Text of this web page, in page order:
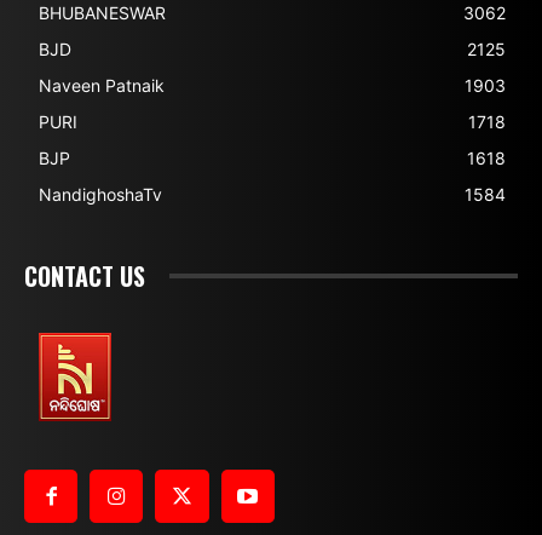
BHUBANESWAR
3062
BJD
2125
Naveen Patnaik
1903
PURI
1718
BJP
1618
NandighoshaTv
1584
CONTACT US